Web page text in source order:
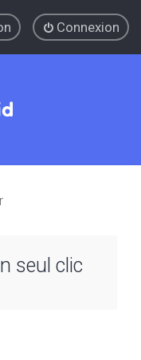
Connexion
seul clic